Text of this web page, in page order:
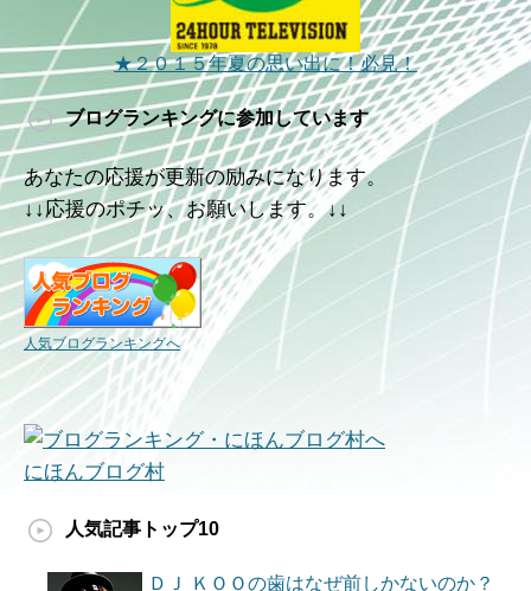
★２０１５年夏の思い出に！必見！
ブログランキングに参加しています
あなたの応援が更新の励みになります。
↓↓応援のポチッ、お願いします。↓↓
人気ブログランキングへ
にほんブログ村
人気記事トップ10
ＤＪ ＫＯＯの歯はなぜ前しかないのか？